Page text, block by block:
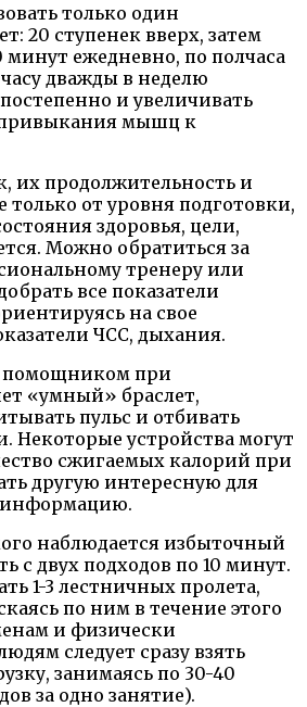
только один
20 ступенек вверх, затем
минут ежедневно, по полчаса
дважды в неделю
и увеличивать
привыкания мышц к
их продолжительность и
только от уровня подготовки,
здоровья, цели,
Можно обратиться за
тренеру или
все показатели
на свое
ЧСС, дыхания.
при
«умный» браслет,
пульс и отбивать
Некоторые устройства могут
сжигаемых калорий при
другую интересную для
наблюдается избыточный
с двух подходов по 10 минут.
1-3 лестничных пролета,
по ним в течение этого
и физически
следует сразу взять
занимаясь по 30-40
за одно занятие).